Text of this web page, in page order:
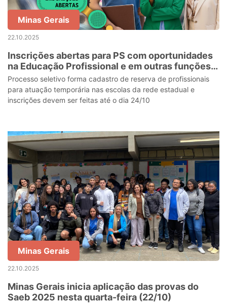
Minas Gerais
22.10.2025
Inscrições abertas para PS com oportunidades
na Educação Profissional e em outras funções
do quadro do magistério, técnico e
administrativo
Processo seletivo forma cadastro de reserva de profissionais
para atuação temporária nas escolas da rede estadual e
inscrições devem ser feitas até o dia 24/10
Minas Gerais
22.10.2025
Minas Gerais inicia aplicação das provas do
Saeb 2025 nesta quarta-feira (22/10)